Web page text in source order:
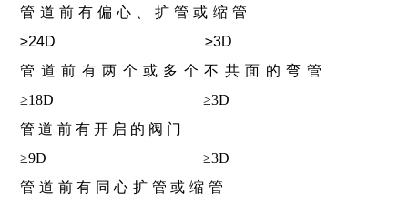
管道前有偏心、扩管或缩管
≥24D ≥3D
管道前有两个或多个不共面的弯管
≥18D ≥3D
管道前有开启的阀门
≥9D ≥3D
管道前有同心扩管或缩管